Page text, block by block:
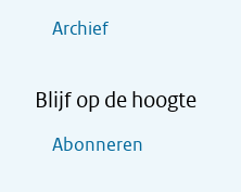
Archief
Blijf op de hoogte
Abonneren